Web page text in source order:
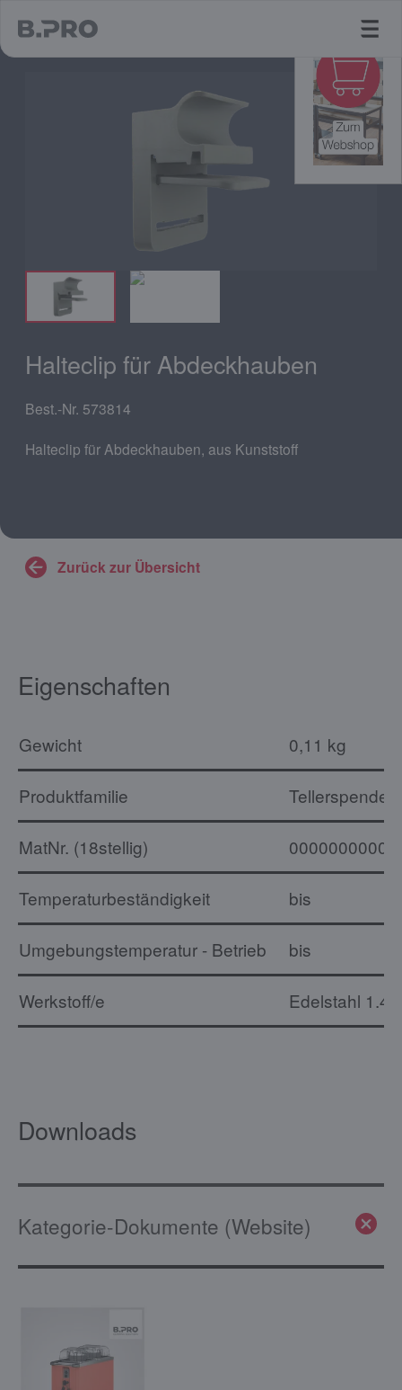
Halteclip für Abdeckhauben
Best.-Nr. 573814
Halteclip für Abdeckhauben, aus Kunststoff
Zurück zur Übersicht
Eigenschaften
Gewicht 0,11 kg
Produktfamilie Tellerspender
MatNr. (18stellig)
Temperaturbeständigkeit bis
Umgebungstemperatur - Betrieb bis
Werkstoff/e Edelstahl
Downloads
Kategorie-Dokumente (Website)